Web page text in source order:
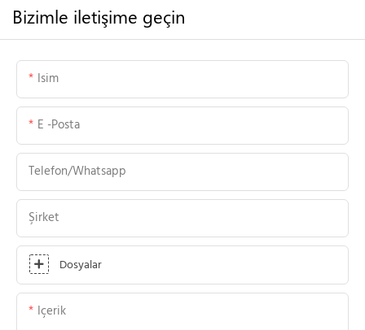
Bizimle iletişime geçin
Isim
E -posta
Telefon/whatsapp
Şirket
Dosyalar
Içerik